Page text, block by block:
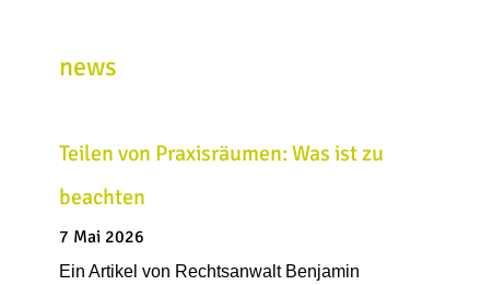
news
Teilen von Praxisräumen: Was ist zu
beachten
7 Mai 2026
Ein Artikel von Rechtsanwalt Benjamin